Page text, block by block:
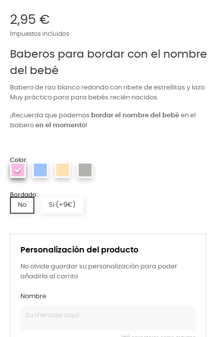
2,95 €
Impuestos incluidos
Baberos para bordar con el nombre
del bebé
Babero de rizo blanco redondo con ribete de estrellitas y lazo.
Muy práctico para para bebés recién nacidos.
¡Recuerda que podemos bordar el nombre del bebé en el
babero en el momento!
Personalización del producto
No olvide guardar su personalización para poder
añadirla al carrito
Nombre
Color:
Bordado:
No Si (+9€)